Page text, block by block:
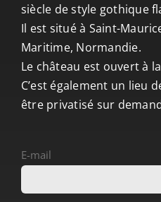
siècle de style gothique
Il est situé à Saint-
Maritime, Normandie.
Le château est ouvert à
C’est également un lieu
être privatisé sur
E-mail